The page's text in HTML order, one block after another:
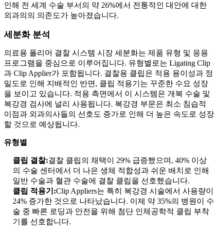
인해 전 세계 수술 부서의 약 26%에서 전통적인 대안에 대한
외과의의 의존도가 높아졌습니다.
세분화 분석
의료용 폴리머 결찰 시스템 시장 세분화는 제품 유형 및 응용
프로그램을 중심으로 이루어집니다. 유형별로는 Ligating Clip
과 Clip Applier가 포함됩니다. 결찰용 클립은 적용 용이성과 정
밀도로 인해 지배적인 반면, 클립 적용기는 꾸준한 수요 성장
을 보이고 있습니다. 적용 측면에서 이 시스템은 개복 수술 및
복강경 검사에 널리 사용됩니다. 복강경 부문은 최소 침습적
이점과 외과의사들의 선호도 증가로 인해 더 높은 속도로 성장
할 것으로 예상됩니다.
유형별
클립 결찰:결찰 클립의 채택이 29% 급증했으며, 40% 이상
의 수술 센터에서 더 나은 생체 적합성과 쉬운 배치로 인해
일반 수술과 혈관 수술에 결찰 클립을 선호했습니다.
클립 적용기:Clip Appliers는 특히 복강경 시술에서 사용량이
24% 증가한 것으로 나타났습니다. 이제 약 35%의 병원이 수
술 중 빠른 로딩과 안전을 위해 첨단 인체공학적 클립 부착
기를 선호합니다.